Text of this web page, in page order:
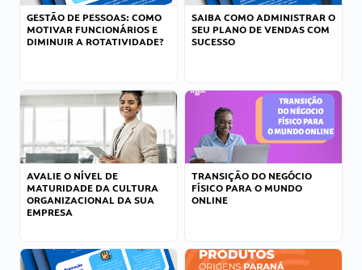
GESTÃO DE PESSOAS: COMO
MOTIVAR FUNCIONÁRIOS E
DIMINUIR A ROTATIVIDADE?
SAIBA COMO ADMINISTRAR O
SEU PLANO DE VENDAS COM
SUCESSO
AVALIE O NÍVEL DE
MATURIDADE DA CULTURA
ORGANIZACIONAL DA SUA
EMPRESA
TRANSIÇÃO DO NEGÓCIO
FÍSICO PARA O MUNDO
ONLINE